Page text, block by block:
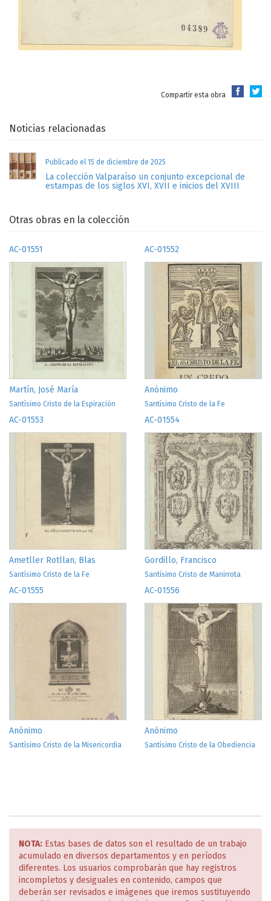
Compartir esta obra
Noticias relacionadas
Publicado el 15 de diciembre de 2025
La colección Valparaíso un conjunto excepcional de
estampas de los siglos XVI, XVII e inicios del XVIII
Otras obras en la colección
AC-01551
Martín, José María
Santísimo Cristo de la Espiración
AC-01552
Anónimo
Santísimo Cristo de la Fe
AC-01553
Ametller Rotllan, Blas
Santísimo Cristo de la Fe
AC-01554
Gordillo, Francisco
Santísimo Cristo de Manirrota
AC-01555
Anónimo
Santísimo Cristo de la Misericordia
AC-01556
Anónimo
Santísimo Cristo de la Obediencia
NOTA: Estas bases de datos son el resultado de un trabajo
acumulado en diversos departamentos y en períodos
diferentes. Los usuarios comprobarán que hay registros
incompletos y desiguales en contenido, campos que
deberán ser revisados e imágenes que iremos sustituyendo